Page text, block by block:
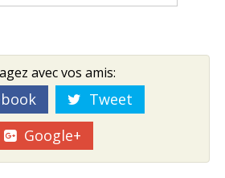
avec vos amis:
Tweet
Google+